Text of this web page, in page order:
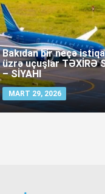
Bakıdan bir neçə
üzrə uçuşlar TƏXİRƏ
– SİYAHI
MART 29, 2026